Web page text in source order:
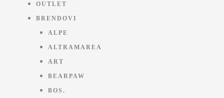
OUTLET
BRENDOVI
ALPE
ALTRAMAREA
ART
BEARPAW
BOS.